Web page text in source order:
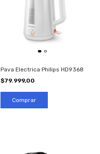
Pava Electrica Philips HD9368
$79.999,00